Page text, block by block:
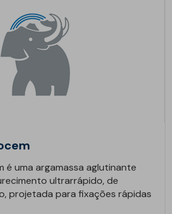
é uma argamassa aglutinante
ultrarrápido, de
projetada para fixações rápidas